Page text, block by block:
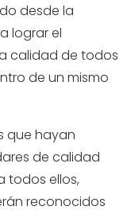
desde la
lograr el
calidad de todos
de un mismo
que hayan
de calidad
todos ellos,
reconocidos